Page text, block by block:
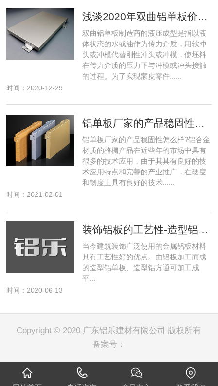
双曲铝单板制造商的液压成型是指以液
体状态的水或油作为传力介质，用软冲
头或冲模代替刚性冲头或冲模，使坯料
在传力介质的压力下与冲模或冲头接触
的过程。为了实现蒙皮零件......
时间：2020-12-29
铝单板厂家的产品稳固性怎么样?铝合金
材质的格栅产品在近些年的市场中具有
很多的技术应用，由于其具有良好的技
术应用特点和完善的产业推广，在硬度
和韧度上具有良好的技术......
时间：2021-02-01
当今建筑装饰广泛使用的金属铝板材料
具有工艺性好的优点。由铝板加工而成
的造型铝单板、造型铝方通可加工成
平...
时间：2020-06-13
Copyright © 2020 广东铝乐建材有限公司 版权所有
备案号：